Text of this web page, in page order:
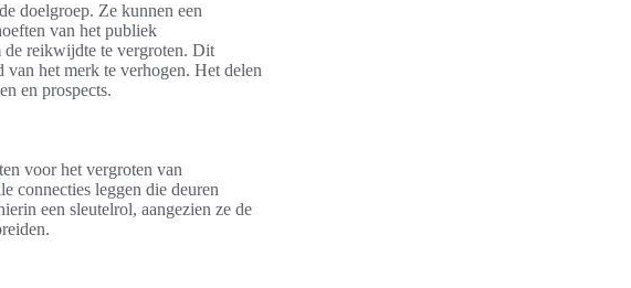
doelgroep. Ze kunnen een
van het publiek
de reikwijdte te vergroten. Dit
van het merk te verhogen. Het delen
en prospects.
voor het vergroten van
connecties leggen die deuren
een sleutelrol, aangezien ze de